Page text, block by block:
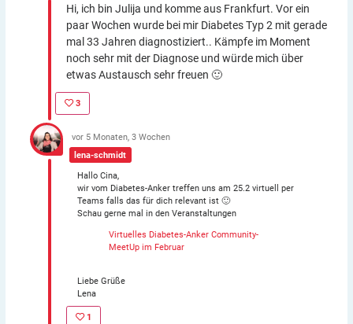
Hi, ich bin Julija und komme aus Frankfurt. Vor ein
paar Wochen wurde bei mir Diabetes Typ 2 mit gerade
mal 33 Jahren diagnostiziert.. Kämpfe im Moment
noch sehr mit der Diagnose und würde mich über
etwas Austausch sehr freuen 🙂
3
lena-schmidt
vor 5 Monaten, 3 Wochen
Hallo Cina,
wir vom Diabetes-Anker treffen uns am 25.2 virtuell per
Teams falls das für dich relevant ist 🙂
Schau gerne mal in den Veranstaltungen
Virtuelles Diabetes-Anker Community-
MeetUp im Februar
Liebe Grüße
Lena
1